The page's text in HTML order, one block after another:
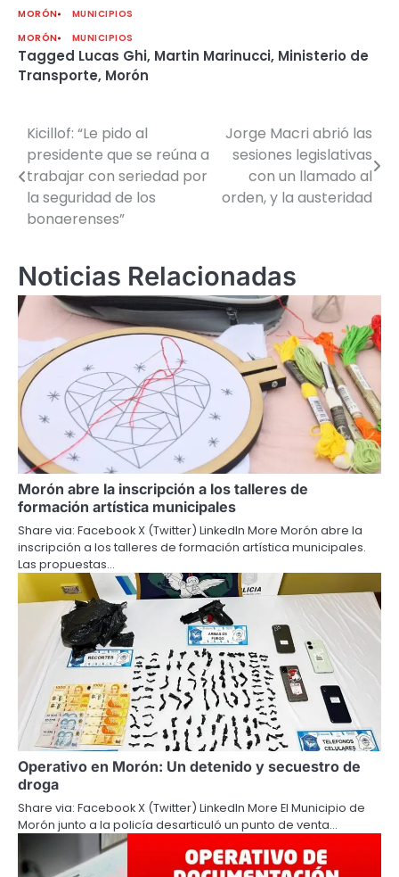
MORÓN
MUNICIPIOS
MORÓN
MUNICIPIOS
Tagged Lucas Ghi, Martin Marinucci, Ministerio de
Transporte, Morón
Navegación
de
entradas
Kicillof: “Le pido al
presidente que se reúna a
trabajar con seriedad por
la seguridad de los
bonaerenses”
Jorge Macri abrió las
sesiones legislativas
con un llamado al
orden, y la austeridad
Noticias Relacionadas
Morón abre la inscripción a los talleres de
formación artística municipales
Share via: Facebook X (Twitter) LinkedIn More Morón abre la
inscripción a los talleres de formación artística municipales.
Las propuestas…
Operativo en Morón: Un detenido y secuestro de
droga
Share via: Facebook X (Twitter) LinkedIn More El Municipio de
Morón junto a la policía desarticuló un punto de venta…